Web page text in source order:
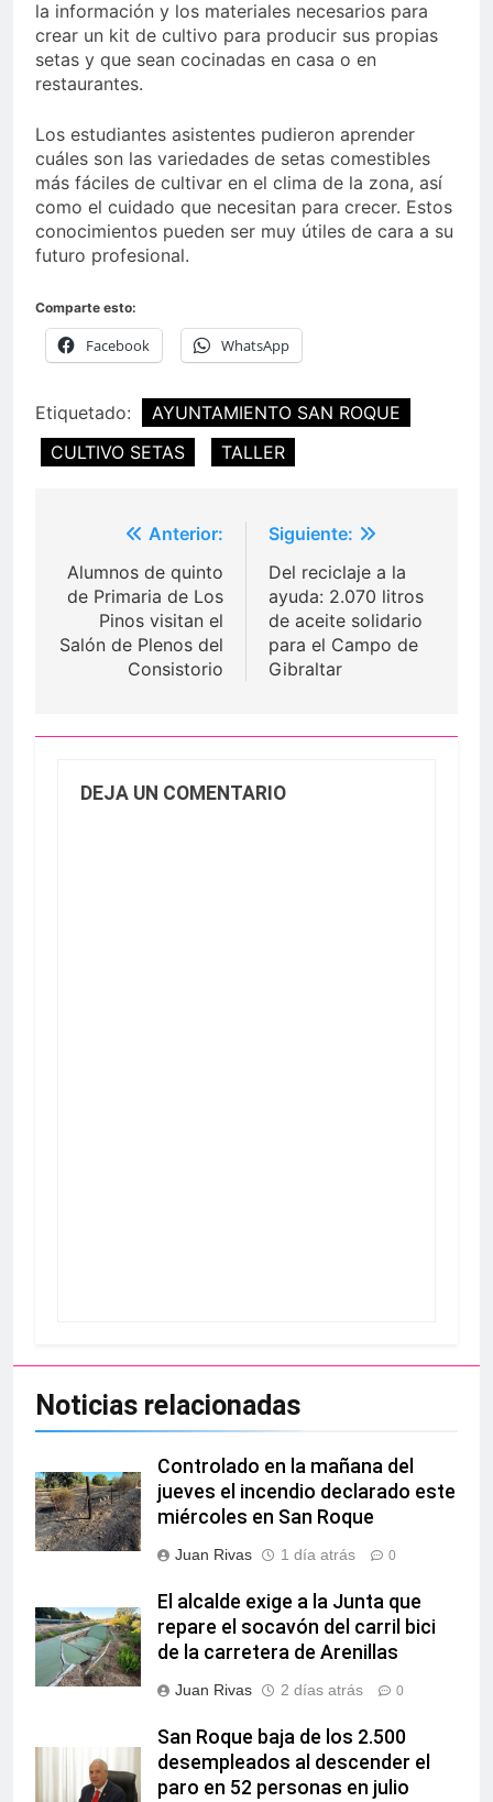
la información y los materiales necesarios para
crear un kit de cultivo para producir sus propias
setas y que sean cocinadas en casa o en
restaurantes.
Los estudiantes asistentes pudieron aprender
cuáles son las variedades de setas comestibles
más fáciles de cultivar en el clima de la zona, así
como el cuidado que necesitan para crecer. Estos
conocimientos pueden ser muy útiles de cara a su
futuro profesional.
Comparte esto:
Facebook WhatsApp
Etiquetado:
AYUNTAMIENTO SAN ROQUE
CULTIVO SETAS
TALLER
Navegación
de
entradas
Anterior:
Alumnos de quinto
de Primaria de Los
Pinos visitan el
Salón de Plenos del
Consistorio
Siguiente:
Del reciclaje a la
ayuda: 2.070 litros
de aceite solidario
para el Campo de
Gibraltar
DEJA UN COMENTARIO
Noticias relacionadas
Controlado en la mañana del
jueves el incendio declarado este
miércoles en San Roque
Juan Rivas 1 día atrás 0
El alcalde exige a la Junta que
repare el socavón del carril bici
de la carretera de Arenillas
Juan Rivas 2 días atrás 0
San Roque baja de los 2.500
desempleados al descender el
paro en 52 personas en julio